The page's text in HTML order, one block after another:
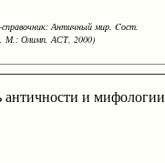
справочник: Античный мир. Cост.
М.: Олимп, АСТ, 2000)
античности и мифологии